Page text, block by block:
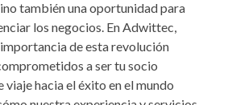
también una oportunidad para
los negocios. En Adwittec,
de esta revolución
a ser tu socio
hacia el éxito en el mundo